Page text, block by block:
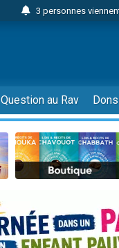
3 personnes
3 personnes
3 personnes
2 personnes
13 personnes
30 personnes
Il reste 49
12 nouvelles
2 personnes
2 nouvelles
Question au Rav Dons